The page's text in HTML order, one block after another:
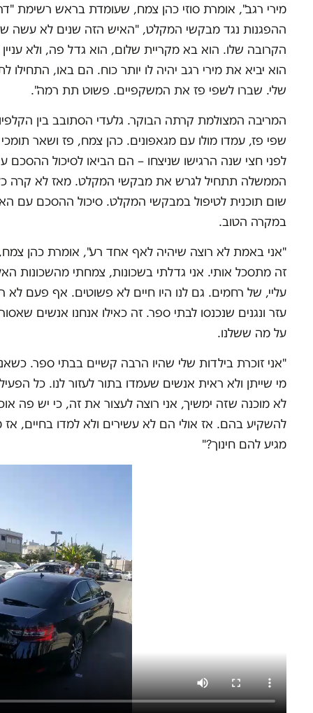
מירי רגב", אומרת סוזי כהן צמח, שעומדת בראש רשימת
ההפגנות נגד מבקשי המקלט, "האיש הזה שנים לא עשה
הקרובה שלו. הוא בא מקריית שלום, הוא גדל פה, ולא
הוא יביא את מירי רגב יהיה לו יותר כוח. הם באו, התחילו
שלי. שברו לשפי פז את המשקפיים. פשוט תת רמה".
המריבה המצולמת קרתה הבוקר. גלעדי הסתובב בין
שפי פז, עמדו מולו עם מגאפונים. כהן צמח, פז ושאר
לפני חצי שנה הרגישו שניצחו – הם הביאו לסיכול
הממשלה תתחיל לגרש את מבקשי המקלט. מאז לא קרה
שום תוכנית לטיפול במבקשי המקלט. סיכול ההסכם עם
במקרה הטוב.
"אני באמת לא רוצה שיהיה לאף אחד רע", אומרת כהן
זה מתסכל אותי. אני גדלתי בשכונות, צמחתי מהשכונות
עליי, של רחמים. גם לנו היו חיים לא פשוטים. אף פעם לא
עזר ונגנים שנכנסו לבתי ספר. זה כאילו אנחנו אנשים
על מה ששלנו.
"אני זוכרת בילדות שלי שהיו הרבה קשיים בבתי ספר.
מי שייתן ולא ראית אנשים שעמדו בתור לעזור לנו. כל
לא מוכנה שזה ימשיך, אני רוצה לעצור את זה, כי יש פה
להשקיע בהם. אז אולי הם לא עשירים ולא למדו בחיים,
מגיע להם חינוך?"